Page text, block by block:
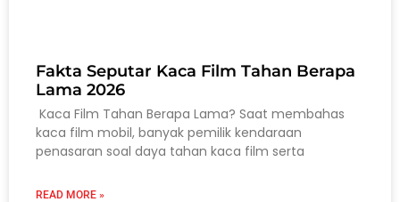
Fakta Seputar Kaca Film Tahan Berapa
Lama 2026
Kaca Film Tahan Berapa Lama? Saat membahas
kaca film mobil, banyak pemilik kendaraan
penasaran soal daya tahan kaca film serta
READ MORE »